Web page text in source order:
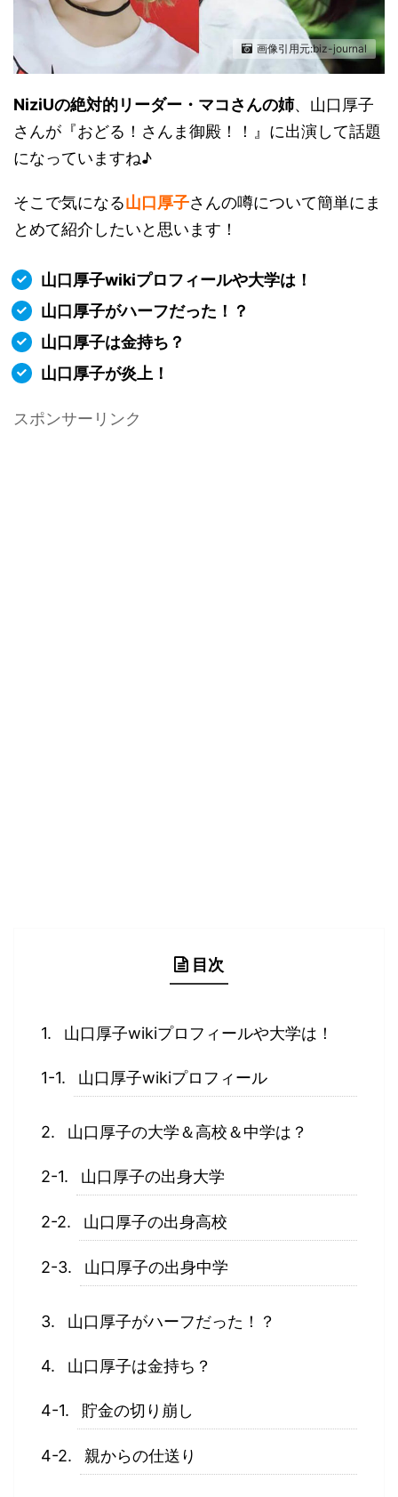
画像引用元:biz-journal
NiziUの絶対的リーダー・マコさんの姉、山口厚子
さんが『おどる！さんま御殿！！』に出演して話題
になっていますね♪
そこで気になる山口厚子さんの噂について簡単にま
とめて紹介したいと思います！
山口厚子wikiプロフィールや大学は！
山口厚子がハーフだった！？
山口厚子は金持ち？
山口厚子が炎上！
スポンサーリンク
目次
山口厚子wikiプロフィールや大学は！
山口厚子wikiプロフィール
山口厚子の大学＆高校＆中学は？
山口厚子の出身大学
山口厚子の出身高校
山口厚子の出身中学
山口厚子がハーフだった！？
山口厚子は金持ち？
貯金の切り崩し
親からの仕送り